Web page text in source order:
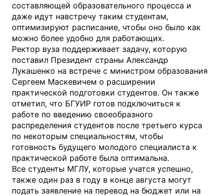
составляющей образовательного процесса и
даже идут навстречу таким студентам,
оптимизируют расписание, чтобы оно было как
можно более удобно для работающих.
Ректор вуза поддерживает задачу, которую
поставил Президент страны Александр
Лукашенко на встрече с министром образования
Сергеем Маскевичем о расширении
практической подготовки студентов. Он также
отметил, что БГУИР готов подключиться к
работе по введению своеобразного
распределения студентов после третьего курса
по некоторым специальностям, чтобы
готовность будущего молодого специалиста к
практической работе была оптимальна.
Все студенты МГЛУ, которые учатся успешно,
также один раз в году в конце августа могут
подать заявление на перевод на бюджет или на